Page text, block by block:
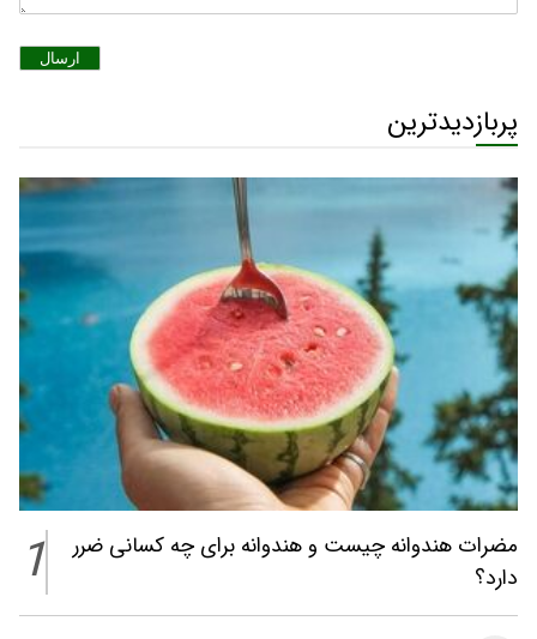
ارسال
پربازدیدترین
مضرات هندوانه چیست و هندوانه برای چه کسانی ضرر
دارد؟
1